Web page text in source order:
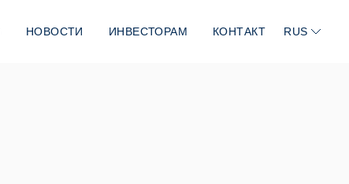
НОВОСТИ ИНВЕСТОРАМ КОНТАКТ RUS